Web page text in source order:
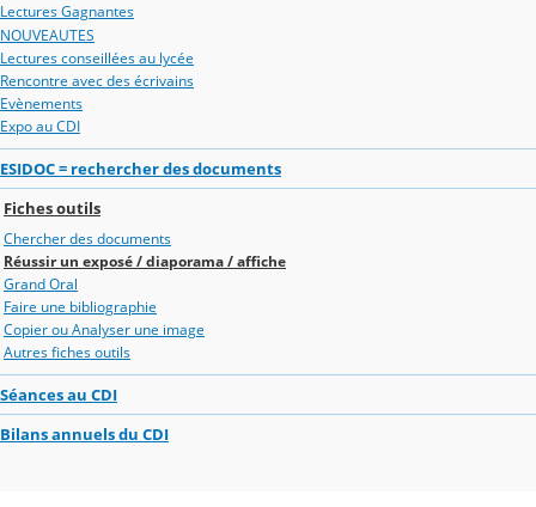
Lectures Gagnantes
NOUVEAUTES
Lectures conseillées au lycée
Rencontre avec des écrivains
Evènements
Expo au CDI
ESIDOC = rechercher des documents
Fiches outils
Chercher des documents
Réussir un exposé / diaporama / affiche
Grand Oral
Faire une bibliographie
Copier ou Analyser une image
Autres fiches outils
Séances au CDI
Bilans annuels du CDI